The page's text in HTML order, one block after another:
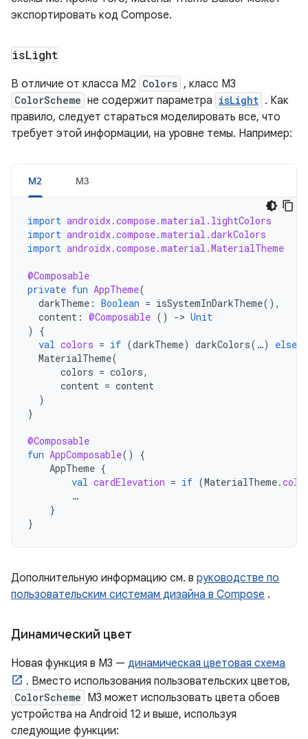
экспортировать код Compose.
isLight
В отличие от класса M2 Colors , класс M3
ColorScheme не содержит параметра isLight . Как
правило, следует стараться моделировать все, что
требует этой информации, на уровне темы. Например:
М2 М3
import androidx.compose.material.lightColors
import androidx.compose.material.darkColors
import androidx.compose.material.MaterialTheme
@Composable
private fun AppTheme(
darkTheme : Boolean = isSystemInDarkTheme(),
content : @Composable () -> Unit
)
{
val colors = if (darkTheme) darkColors( …) else
MaterialTheme(
colors = colors,
content = content
)
}
@Composable
fun AppComposable()
{
AppTheme {
val cardElevation = if (MaterialTheme.
…
}
}
Дополнительную информацию см. в руководстве по
пользовательским системам дизайна в Compose .
Динамический цвет
Новая функция в M3 — динамическая цветовая схема
. Вместо использования пользовательских цветов,
ColorScheme M3 может использовать цвета обоев
устройства на Android 12 и выше, используя
следующие функции: